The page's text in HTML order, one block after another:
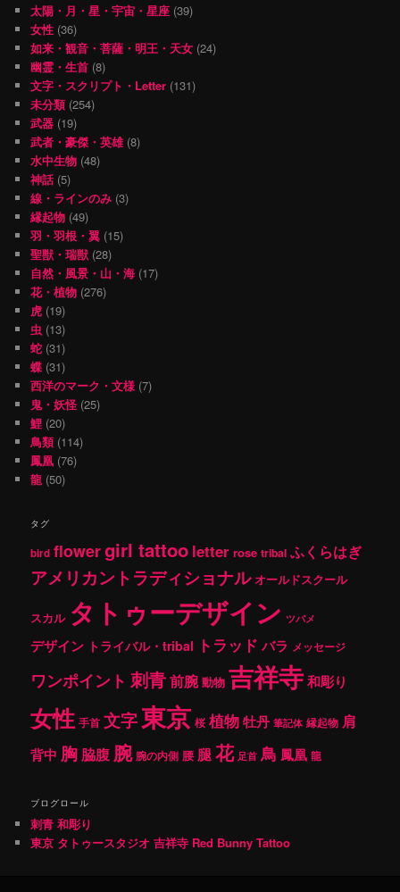
太陽・月・星・宇宙・星座 (39)
女性 (36)
如来・観音・菩薩・明王・天女 (24)
幽霊・生首 (8)
文字・スクリプト・Letter (131)
未分類(254)
武器 (19)
武者・豪傑・英雄(8)
水中生物 (48)
神話 (5)
線・ラインのみ (3)
縁起物 (49)
羽・羽根・翼 (15)
聖獣・瑞獣 (28)
自然・風景・山・海 (17)
花・植物 (276)
虎 (19)
虫 (13)
蛇 (31)
蝶 (31)
西洋のマーク・文様 (7)
鬼・妖怪 (25)
鯉 (20)
鳥類(114)
鳳凰 (76)
龍 (50)
タグ
bird flowergirl tattoo letter rose tribal ふくらはぎ
アメリカントラディショナル オールドスクール
スカル タトゥーデザイン ツバメ
デザイン トライバル・tribal トラッド バラ メッセージ
ワンポイント 刺青前腕 動物 吉祥寺和彫り
女性 手首 文字東京 桜 植物牡丹 筆記体 縁起物 肩
背中 胸 脇腹 腕 腕の内側 腰 腿花 足首 鳥 鳳凰 龍
ブログロール
刺青 和彫り
東京 タトゥースタジオ 吉祥寺 Red Bunny Tattoo